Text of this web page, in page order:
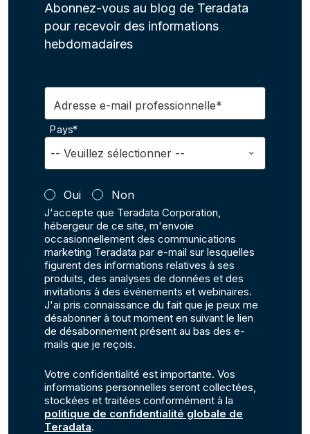
Abonnez-vous au blog de Teradata
pour recevoir des informations
hebdomadaires
Adresse e-mail professionnelle*
Pays*
Oui Non
J'accepte que Teradata Corporation,
hébergeur de ce site, m'envoie
occasionnellement des communications
marketing Teradata par e-mail sur lesquelles
figurent des informations relatives à ses
produits, des analyses de données et des
invitations à des événements et webinaires.
J'ai pris connaissance du fait que je peux me
désabonner à tout moment en suivant le lien
de désabonnement présent au bas des e-
mails que je reçois.
Votre confidentialité est importante. Vos
informations personnelles seront collectées,
stockées et traitées conformément à la
politique de confidentialité globale de
Teradata.